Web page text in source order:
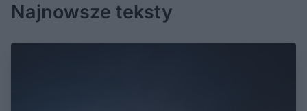
Najnowsze teksty